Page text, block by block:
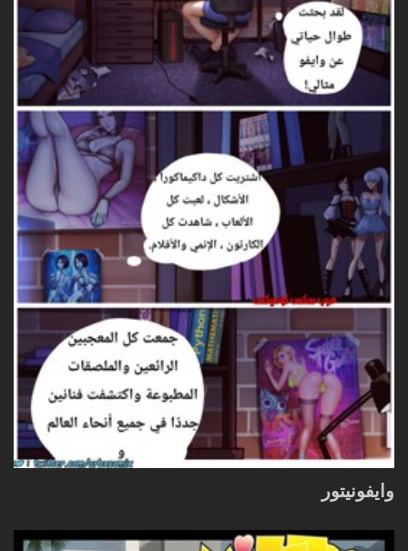
وايفونيتور